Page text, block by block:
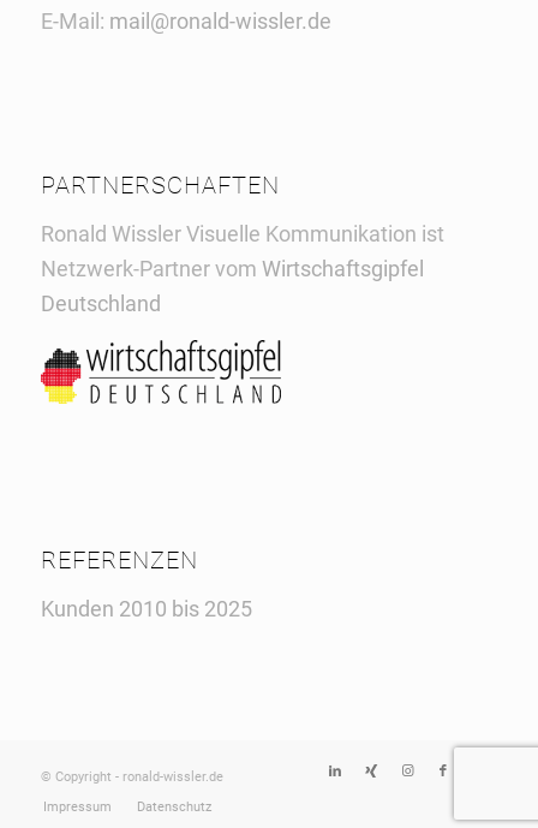
E-Mail: mail@ronald-wissler.de
PARTNERSCHAFTEN
Ronald Wissler Visuelle Kommunikation ist
Netzwerk-Partner vom Wirtschaftsgipfel
Deutschland
REFERENZEN
Kunden 2010 bis 2025
© Copyright - ronald-wissler.de
Impressum
Datenschutz